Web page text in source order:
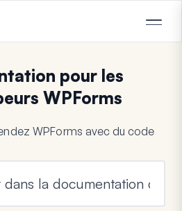
pour les
WPForms
WPForms avec du code